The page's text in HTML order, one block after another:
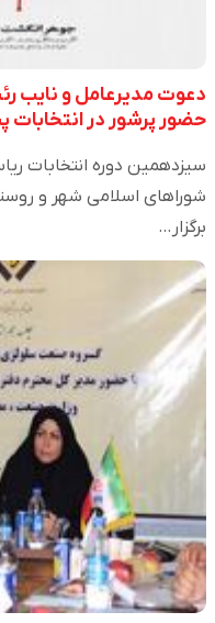
دعوت مدیرعامل و نایب
حضور پرشور در انتخابات
سیزدهمین دوره انتخابات
برگزار…